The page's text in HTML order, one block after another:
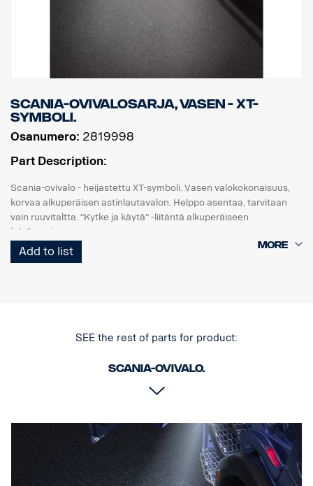
Scania-ovivalosarja, vasen - XT-
symboli.
Osanumero: 2819998
Part Description:
Scania-ovivalo - heijastettu XT-symboli. Vasen valokokonaisuus,
korvaa alkuperäisen astinlautavalon. Helppo asentaa, tarvitaan
vain ruuvitaltta. "Kytke ja käytä" -liitäntä alkuperäiseen
johdinsarjaan.
Huomaa. Sopii vain kuorma-autoihin, joissa on tehdasasenteiset
Add to list
SEE the rest of parts for product:
Scania-ovivalo.